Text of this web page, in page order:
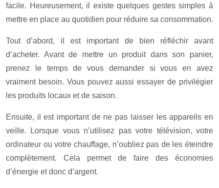
facile. Heureusement, il existe quelques gestes simples à
mettre en place au quotidien pour réduire sa consommation.
Tout d’abord, il est important de bien réfléchir avant
d’acheter. Avant de mettre un produit dans son panier,
prenez le temps de vous demander si vous en avez
vraiment besoin. Vous pouvez aussi essayer de privilégier
les produits locaux et de saison.
Ensuite, il est important de ne pas laisser les appareils en
veille. Lorsque vous n’utilisez pas votre télévision, votre
ordinateur ou votre chauffage, n’oubliez pas de les éteindre
complètement. Cela permet de faire des économies
d’énergie et donc d’argent.